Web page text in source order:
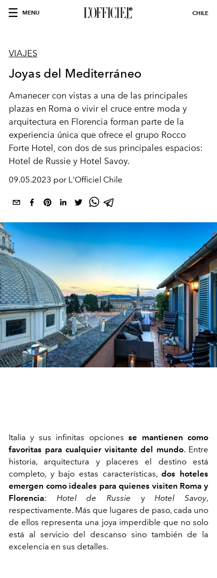
MENU CHILE
VIAJES
Joyas del Mediterráneo
Amanecer con vistas a una de las principales
plazas en Roma o vivir el cruce entre moda y
arquitectura en Florencia forman parte de la
experiencia única que ofrece el grupo Rocco
Forte Hotel, con dos de sus principales espacios:
Hotel de Russie y Hotel Savoy.
09.05.2023 por L'Officiel Chile
Italia y sus infinitas opcionesse mantienen como
favoritas para cualquier visitante del mundo. Entre
historia, arquitectura y placeres el destino está
completo, y bajo estas características,dos hoteles
emergen como ideales para quienes visiten Roma y
Florencia: Hotel de Russie y Hotel Savoy,
respectivamente. Más que lugares de paso, cada uno
de ellos representa una joya imperdible que no solo
está al servicio del descanso sino también de la
excelencia en sus detalles.